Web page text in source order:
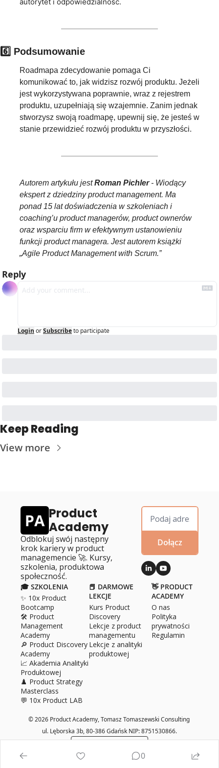
6️⃣ Podsumowanie
Roadmapa zdecydowanie pomaga Ci
komunikować to, jak widzisz rozwój produktu. Jeżeli
jest wykorzystywana poprawnie, wraz z rejestrem
produktu, uzupełniają się wzajemnie. Zanim jednak
stworzysz swoją roadmapę, upewnij się, że jesteś w
stanie przewidzieć rozwój produktu w przyszłości.
Autorem artykułu jest Roman Pichler - Wiodący
ekspert z dziedziny product management. Ma
ponad 15 lat doświadczenia w szkoleniach i
coaching’u product managerów, product ownerów
oraz wsparciu firm w efektywnym ustanowieniu
funkcji product managera. Jest autorem książki
„Agile Product Management with Scrum.”
Reply
Login orSubscribeto participate
Keep Reading
View more
Product
Academy
Odblokuj swój następny
krok kariery w product
managemencie 🚀. Kursy,
szkolenia, produktowa
społeczność.
Dołącz
🎓 SZKOLENIA
✨ 10x Product
Bootcamp
🛠️ Product
Management
Academy
🔎 Product Discovery
Academy
📈 Akademia Analityki
Produktowej
♟️ Product Strategy
Masterclass
💬 10x Product LAB
📕 DARMOWE
LEKCJE
Kurs Product
Discovery
Lekcje z product
managementu
Lekcje z analityki
produktowej
👋 PRODUCT
ACADEMY
O nas
Polityka
prywatności
Regulamin
© 2026 Product Academy, Tomasz Tomaszewski Consulting
ul. Lęborska 3b, 80­-386 Gdańsk NIP: 8751530866.
0